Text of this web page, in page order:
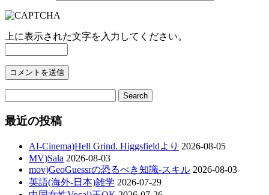
上に表示された文字を入力してください。
最近の投稿
AI-Cinema)Hell Grind. Higgsfieldより 2026-08-05
MV)Sala 2026-08-03
mov)GeoGuessrの恐るべき知識-スキル 2026-08-03
英語(海外-日本)雑学 2026-07-29